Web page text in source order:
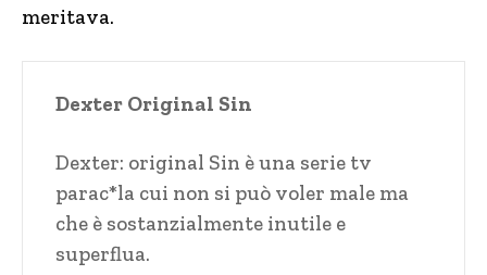
meritava.
Dexter Original Sin
Dexter: original Sin è una serie tv
parac*la cui non si può voler male ma
che è sostanzialmente inutile e
superflua.